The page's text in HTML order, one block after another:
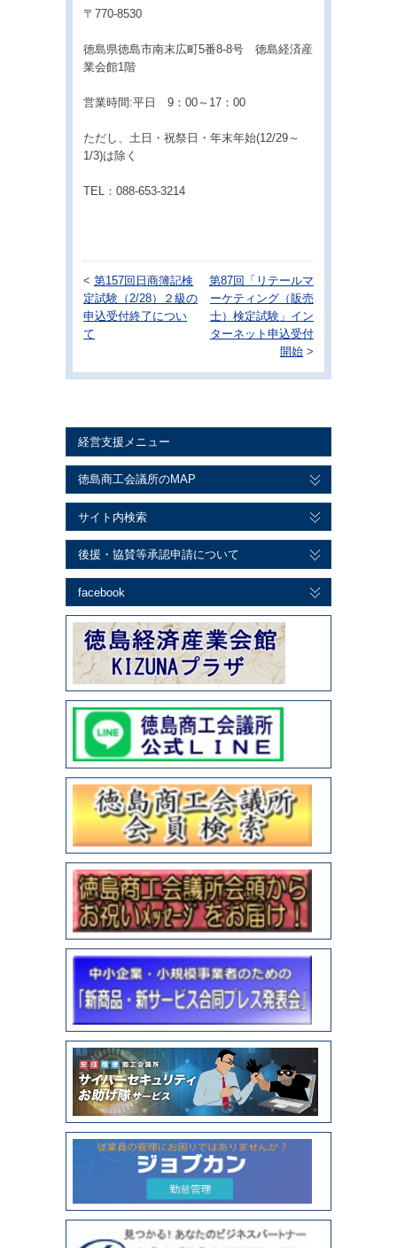
〒770-8530
徳島県徳島市南末広町5番8-8号 徳島経済産
業会館1階
営業時間:平日 9：00～17：00
ただし、土日・祝祭日・年末年始(12/29～
1/3)は除く
TEL：088-653-3214
<第157回日商簿記検
定試験（2/28）２級の
申込受付終了につい
て
第87回「リテールマ
ーケティング（販売
士）検定試験」イン
ターネット申込受付
開始>
経営支援メニュー
徳島商工会議所のMAP
サイト内検索
後援・協賛等承認申請について
facebook